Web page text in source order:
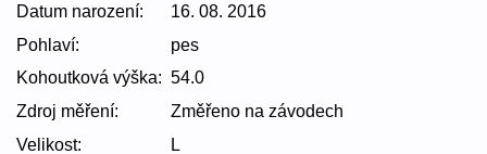
Datum narození:
16. 08. 2016
Pohlaví:
pes
Kohoutková výška: 54.0
Zdroj měření:
Změřeno na závodech
Velikost:
L